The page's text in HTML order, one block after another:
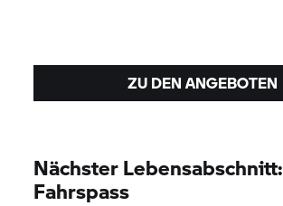
ZU DEN ANGEBOTEN
Nächster Lebensabschnitt:
Fahrspass